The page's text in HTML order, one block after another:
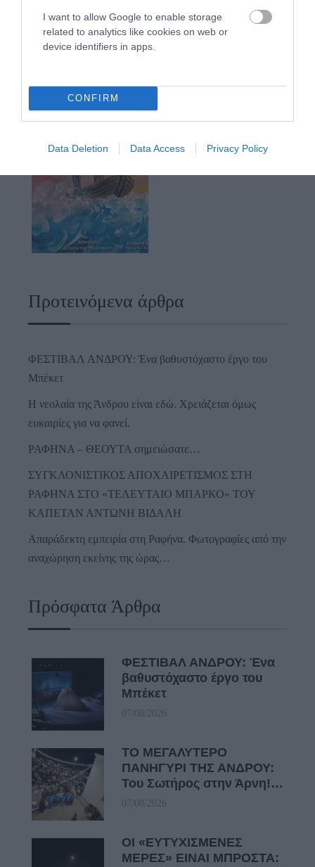
I want to allow Google to enable storage
related to analytics like cookies on web or
device identifiers in apps.
CONFIRM
Data Deletion Data Access Privacy Policy
Προτεινόμενα άρθρα
ΦΕΣΤΙΒΑΛ ΑΝΔΡΟΥ: Ένα βαθυστόχαστο έργο του
Μπέκετ
Η νεολαία της Άνδρου είναι εδώ. Χρειάζεται όμως
ευκαιρίες για να φανεί.
ΡΑΦΗΝΑ – ΘΕΟΥΤΑ σημειώσατε…
ΣΥΓΚΛΟΝΙΣΤΙΚΟΣ ΑΠΟΧΑΙΡΕΤΙΣΜΟΣ ΣΤΗ
ΡΑΦΗΝΑ ΣΤΟ «ΤΕΛΕΥΤΑΙΟ ΜΠΑΡΚΟ» ΤΟΥ
ΚΑΠΕΤΑΝ ΑΝΤΩΝΗ ΒΙΔΑΛΗ
Απαράδεκτη εμπειρία στη Ραφήνα. Φωτογραφίες από την
αναχώρηση εκείνης της ώρας…
Πρόσφατα Άρθρα
ΦΕΣΤΙΒΑΛ ΑΝΔΡΟΥ: Ένα
βαθυστόχαστο έργο του
Μπέκετ
07/08/2026
ΤΟ ΜΕΓΑΛΥΤΕΡΟ
ΠΑΝΗΓΥΡΙ ΤΗΣ ΑΝΔΡΟΥ:
Του Σωτήρος στην Άρνη!…
07/08/2026
ΟΙ «ΕΥΤΥΧΙΣΜΕΝΕΣ
ΜΕΡΕΣ» ΕΙΝΑΙ ΜΠΡΟΣΤΑ: